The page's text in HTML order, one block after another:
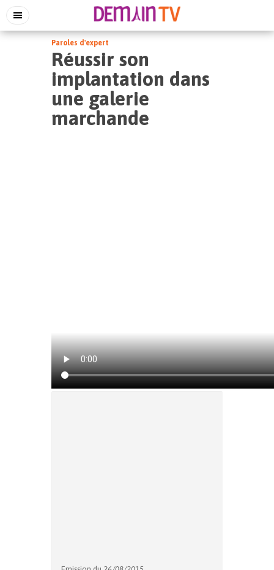
Paroles d'expert
Réussir son
implantation dans
une galerie
marchande